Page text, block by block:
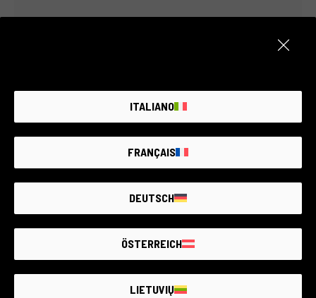
bezahlt, im Geschäft und online
1️⃣ Wähle Alma als Zahlungsmethode
📍 In den RCE-Geschäften: frag einfach unser Team
🌐 Online auf rcefoto.com: wähle es beim Checkout
2️⃣ Wähle die Anzahl der Raten, die du bevorzugst
🔁 3, 6, 10 oder 12 feste Raten
💡 Mit einem kleinen, klaren Aufpreis – ohne
3️⃣ Gib deine persönlichen Daten ein und
ITALIANO
FRANÇAIS
DEUTSCH
ÖSTERREICH
LIETUVIŲ